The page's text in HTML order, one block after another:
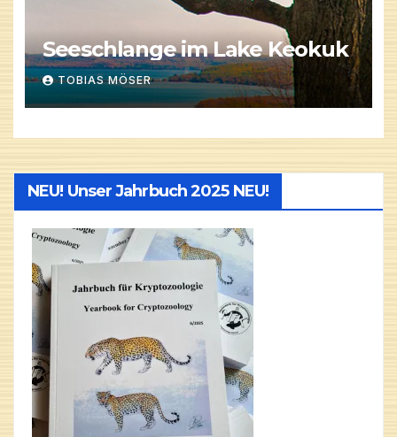
Seeschlange im Lake Keokuk
TOBIAS MÖSER
NEU! Unser Jahrbuch 2025 NEU!